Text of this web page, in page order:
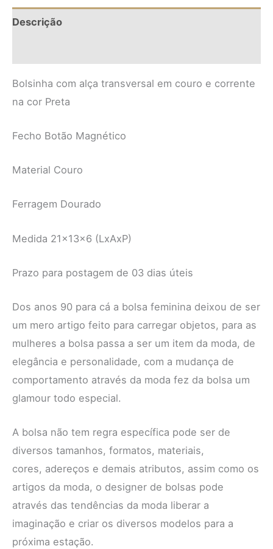
Descrição
Bolsinha com alça transversal em couro e corrente
na cor Preta
Fecho Botão Magnético
Material Couro
Ferragem Dourado
Medida 21x13x6 (LxAxP)
Prazo para postagem de 03 dias úteis
Dos anos 90 para cá a bolsa feminina deixou de ser
um mero artigo feito para carregar objetos, para as
mulheres a bolsa passa a ser um item da moda, de
elegância e personalidade, com a mudança de
comportamento através da moda fez da bolsa um
glamour todo especial.
A bolsa não tem regra específica pode ser de
diversos tamanhos, formatos, materiais,
cores, adereços e demais atributos, assim como os
artigos da moda, o designer de bolsas pode
através das tendências da moda liberar a
imaginação e criar os diversos modelos para a
próxima estação.